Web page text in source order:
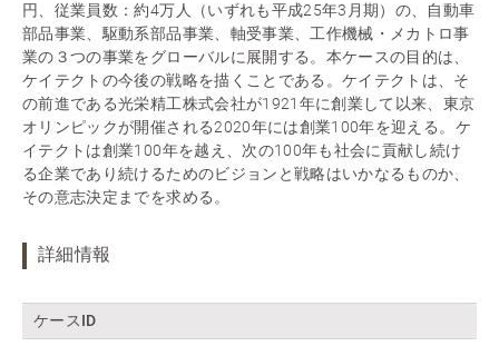
円、従業員数：約4万人（いずれも平成25年3月期）の、自動車
部品事業、駆動系部品事業、軸受事業、工作機械・メカトロ事
業の３つの事業をグローバルに展開する。本ケースの目的は、
ケイテクトの今後の戦略を描くことである。ケイテクトは、そ
の前進である光栄精工株式会社が1921年に創業して以来、東京
オリンピックが開催される2020年には創業100年を迎える。ケ
イテクトは創業100年を越え、次の100年も社会に貢献し続け
る企業であり続けるためのビジョンと戦略はいかなるものか、
その意志決定までを求める。
詳細情報
ケースID